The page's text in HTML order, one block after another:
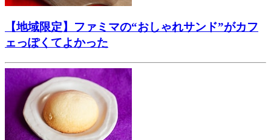
【地域限定】ファミマの“おしゃれサンド”がカフ
ェっぽくてよかった